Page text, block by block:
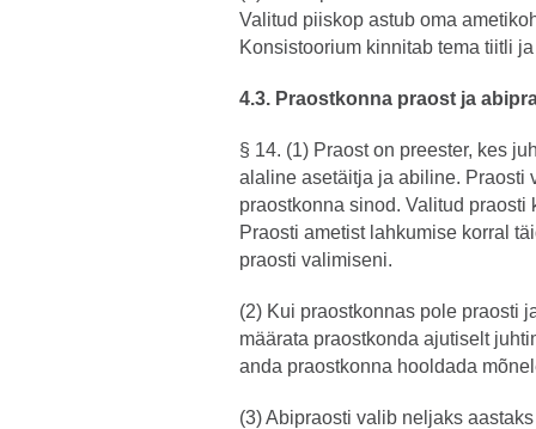
Valitud piiskop astub oma
Konsistoorium kinnitab tema tiitli
4.3. Praostkonna praost ja
§ 14. (1) Praost on preester, kes
alaline asetäitja ja abiline. Praosti
praostkonna sinod. Valitud
Praosti ametist lahkumise korral
praosti valimiseni.
(2) Kui praostkonnas pole praosti
määrata praostkonda ajutiselt
anda praostkonna hooldada
(3) Abipraosti valib neljaks